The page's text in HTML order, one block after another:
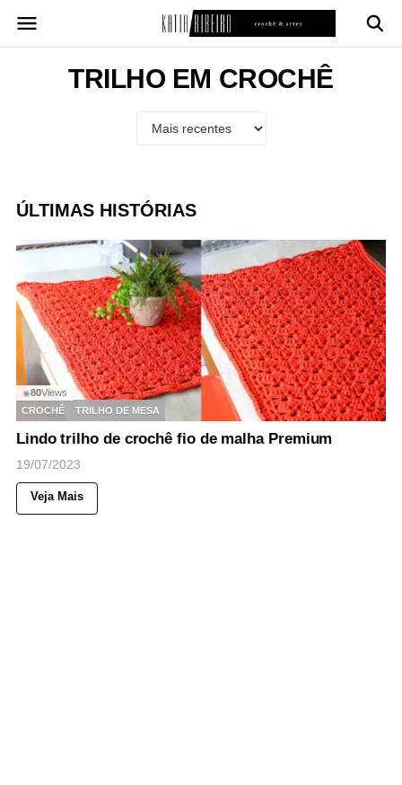
para
TRILHO EM CROCHÊ
ÚLTIMAS HISTÓRIAS
◉80Views
CROCHÊ
TRILHO DE MESA
Lindo trilho de crochê fio de malha Premium
19/07/2023
Veja Mais